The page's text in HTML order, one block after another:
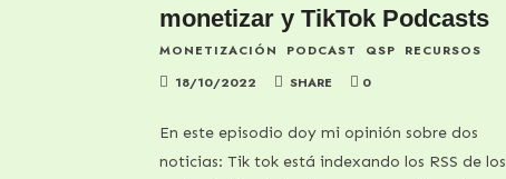
monetizar y TikTok Podcasts
MONETIZACIÓN PODCAST QSP
RECURSOS
18/10/2022
SHARE 0
En este episodio doy mi opinión sobre dos
noticias: Tik tok está indexando los RSS de los